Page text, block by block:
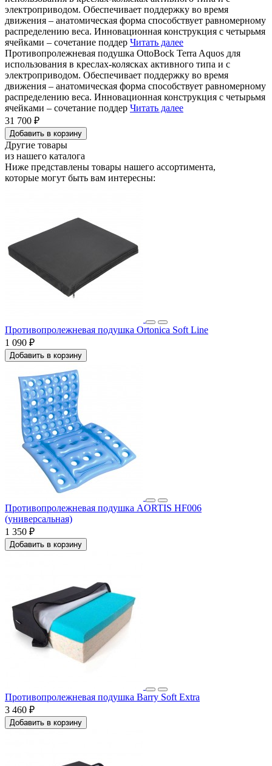
электроприводом. Обеспечивает поддержку во время
движения – анатомическая форма способствует равномерному
распределению веса. Инновационная конструкция с четырьмя
ячейками – сочетание поддер Читать далее
Противопролежневая подушка OttoBock Terra Aquos для
использования в креслах-колясках активного типа и с
электроприводом. Обеспечивает поддержку во время
движения – анатомическая форма способствует равномерному
распределению веса. Инновационная конструкция с четырьмя
ячейками – сочетание поддер Читать далее
31 700 ₽
Добавить в корзину
Другие товары
из нашего каталога
Ниже представлены товары нашего ассортимента,
которые могут быть вам интересны:
Противопролежневая подушка Ortonica Soft Line
1 090 ₽
Добавить в корзину
Противопролежневая подушка AORTIS HF006
(универсальная)
1 350 ₽
Добавить в корзину
Противопролежневая подушка Barry Soft Extra
3 460 ₽
Добавить в корзину